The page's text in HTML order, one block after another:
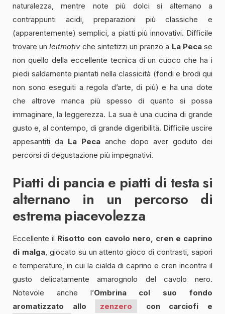
naturalezza, mentre note più dolci si alternano a
contrappunti acidi, preparazioni più classiche e
(apparentemente) semplici, a piatti più innovativi. Difficile
trovare unleitmotivche sintetizzi un pranzo a La Pecase
non quello della eccellente tecnica di un cuoco che ha i
piedi saldamente piantati nella classicità (fondi e brodi qui
non sono eseguiti a regola d’arte, di più) e ha una dote
che altrove manca più spesso di quanto si possa
immaginare, la leggerezza. La sua è una cucina di grande
gusto e, al contempo, di grande digeribilità. Difficile uscire
appesantiti da La Peca anche dopo aver goduto dei
percorsi di degustazione più impegnativi.
Piatti di pancia e piatti di testa si
alternano in un percorso di
estrema piacevolezza
Eccellente il Risotto con cavolo nero, cren e caprino
di malga, giocato su un attento gioco di contrasti, sapori
e temperature, in cui la cialda di caprino e cren incontra il
gusto delicatamente amarognolo del cavolo nero.
Notevole anche l’Ombrina
col suo fondo
aromatizzato allo
zenzero
con carciofi e